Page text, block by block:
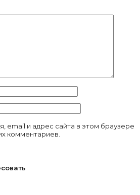
email и адрес сайта в этом браузере
комментариев.